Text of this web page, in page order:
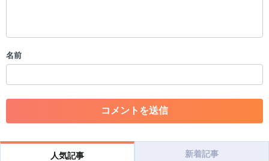
・一度削除された投稿を再び投稿すること
・アカウントの売買など金銭が絡む内容の投稿
・各ゲームのネタバレを含む内容の投稿
・その他、管理者が不適切と判断した投稿
だけますでしょうか。
名前
人気記事 新着記事